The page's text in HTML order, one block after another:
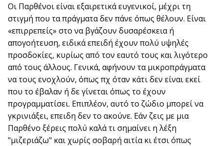
Οι Παρθένοι είναι εξαιρετικά ευγενικοί, μέχρι τη
στιγμή που τα πράγματα δεν πάνε όπως θέλουν. Είναι
«επιρρεπείς» στο να βγάζουν δυσαρέσκεια ή
απογοήτευση, ειδικά επειδή έχουν πολύ υψηλές
προσδοκίες, κυρίως από τον εαυτό τους και λιγότερο
από τους άλλους. Γενικά, αφήνουν τα μικροπράγματα
να τους ενοχλούν, όπως πχ όταν κάτι δεν είναι εκεί
που το έβαλαν ή δε γίνεται όπως το έχουν
προγραμματίσει. Επιπλέον, αυτό το ζώδιο μπορεί να
γκρινιάξει, επειδη δεν το ακούνε. Εάν ζεις με μια
Παρθένο ξέρεις πολύ καλά τι σημαίνει η λέξη
"μιζεριάζω" και χωρίς σοβαρή αιτία κι έτσι όπως